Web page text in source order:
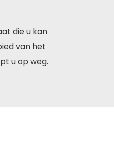
die u kan
van het
u op weg.